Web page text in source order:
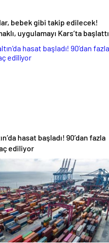
bebek gibi takip edilecek!
uygulamayı Kars’ta başlattı
hasat başladı! 90’dan fazla
ediliyor